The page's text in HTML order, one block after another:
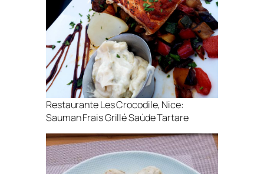
Restaurante Les Crocodile, Nice:
Sauman Frais Grillé Saúde Tartare